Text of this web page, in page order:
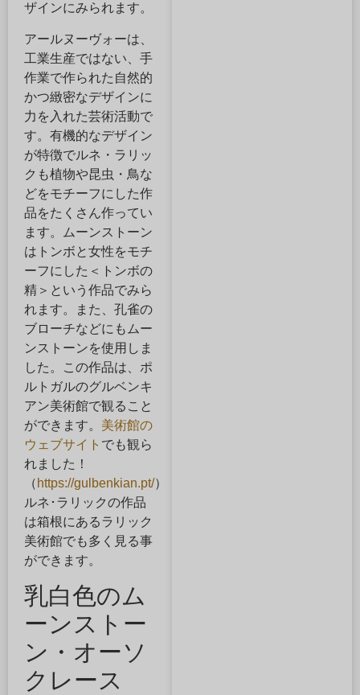
ザインにみられます。
アールヌーヴォーは、
工業生産ではない、手
作業で作られた自然的
かつ緻密なデザインに
力を入れた芸術活動で
す。有機的なデザイン
が特徴でルネ・ラリッ
クも植物や昆虫・鳥な
どをモチーフにした作
品をたくさん作ってい
ます。ムーンストーン
はトンボと女性をモチ
ーフにした＜トンボの
精＞という作品でみら
れます。また、孔雀の
ブローチなどにもムー
ンストーンを使用しま
した。この作品は、ポ
ルトガルのグルベンキ
アン美術館で観ること
ができます。 美術館の
ウェブサイト でも観ら
れました！
（ https://gulbenkian.pt/）
ルネ･ラリックの作品
は箱根にあるラリック
美術館でも多く見る事
ができます。
乳白色のム
ーンストー
ン・オーソ
クレース